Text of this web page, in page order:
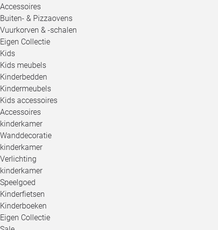
Accessoires
Buiten- & Pizzaovens
Vuurkorven & -schalen
Eigen Collectie
Kids
Kids meubels
Kinderbedden
Kindermeubels
Kids accessoires
Accessoires
kinderkamer
Wanddecoratie
kinderkamer
Verlichting
kinderkamer
Speelgoed
Kinderfietsen
Kinderboeken
Eigen Collectie